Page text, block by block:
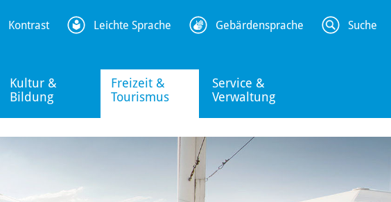
Kultur &
Bildung
Freizeit &
Tourismus
Service &
Verwaltung
Kontrast Leichte Sprache Gebärdensprache Suche